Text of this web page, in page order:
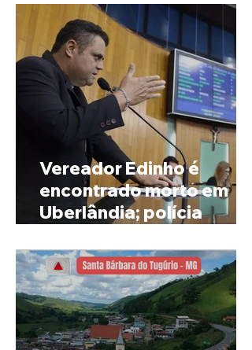
Vereador Edinho é
encontrado morto em
Uberlândia; polícia